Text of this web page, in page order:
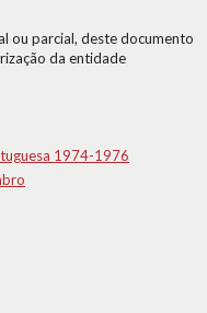
ou parcial, deste documento
da entidade
1974-1976